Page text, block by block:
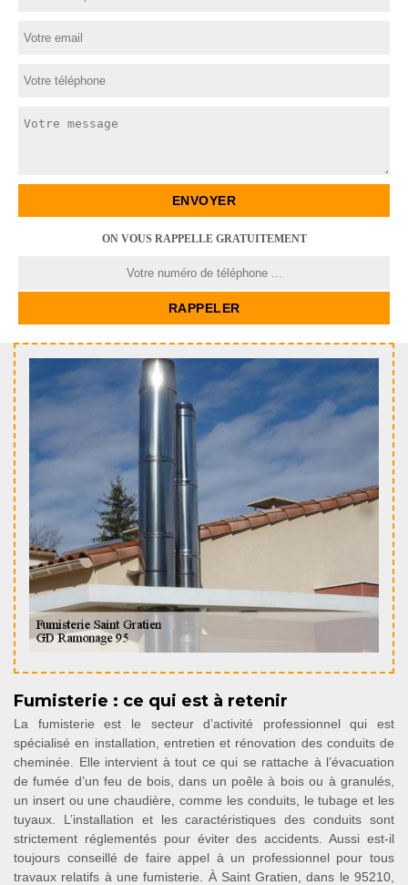
ON VOUS RAPPELLE GRATUITEMENT
Fumisterie : ce qui est à retenir
La fumisterie est le secteur d’activité professionnel qui est
spécialisé en installation, entretien et rénovation des conduits de
cheminée. Elle intervient à tout ce qui se rattache à l’évacuation
de fumée d’un feu de bois, dans un poêle à bois ou à granulés,
un insert ou une chaudière, comme les conduits, le tubage et les
tuyaux. L’installation et les caractéristiques des conduits sont
strictement réglementés pour éviter des accidents. Aussi est-il
toujours conseillé de faire appel à un professionnel pour tous
travaux relatifs à une fumisterie. À Saint Gratien, dans le 95210,